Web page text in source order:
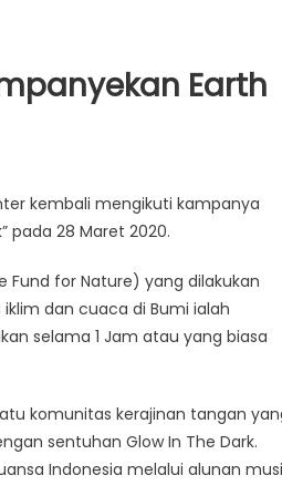
Earth
kembali mengikuti kampanya
pada 28 Maret 2020.
Fund for Nature) yang dilakukan
dan cuaca di Bumi ialah
selama 1 Jam atau yang biasa
komunitas kerajinan tangan
sentuhan Glow In The Dark.
Indonesia melalui alunan